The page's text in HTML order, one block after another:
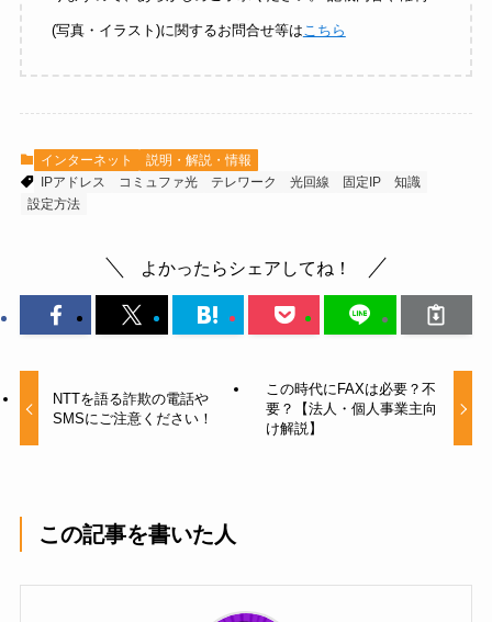
(写真・イラスト)に関するお問合せ等は こちら
インターネット
説明・解説・情報
IPアドレス
コミュファ光 テレワーク 光回線 固定IP
知識
設定方法
よかったらシェアしてね！
NTTを語る詐欺の電話や
SMSにご注意ください！
この時代にFAXは必要？不
要？【法人・個人事業主向
け解説】
この記事を書いた人